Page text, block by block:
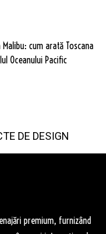
cum arată Toscana
Oceanului Pacific
DE DESIGN
premium, furnizând